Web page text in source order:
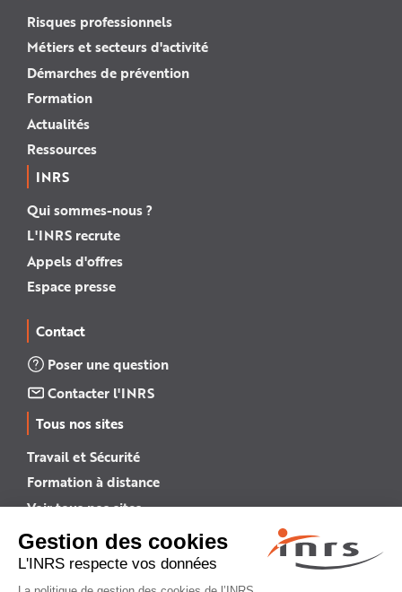
Risques professionnels
Métiers et secteurs d'activité
Démarches de prévention
Formation
Actualités
Ressources
INRS
Qui sommes-nous ?
L'INRS recrute
Appels d'offres
Espace presse
Contact
Poser une question
Contacter l'INRS
Tous nos sites
Travail et Sécurité
Formation à distance
Voir tous nos sites →
INRS English